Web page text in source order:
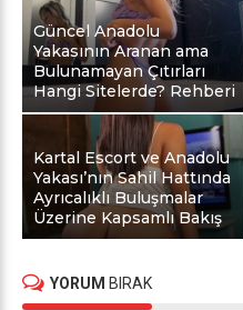
Güncel Anadolu
Yakasının Aranan ama
Bulunamayan Çıtırları
Hangi Sitelerde? Rehberi
Kartal Escort ve Anadolu
Yakası’nın Sahil Hattında
Ayrıcalıklı Buluşmalar
Üzerine Kapsamlı Bakış
YORUM BIRAK